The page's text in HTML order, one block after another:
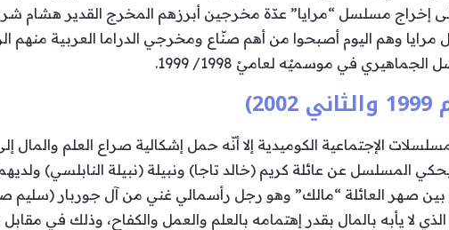
إخراج مسلسل “مرايا” عدّة مخرجين أبرزهم المخرج القدير هشام
وهم اليوم أصبحوا من أهم صنّاع ومخرجي الدراما العربية منهم
في موسميْه لعاميْ 1998/ 1999.
الإجتماعية الكوميدية إلا أنّه حمل إشكالية صراع العلم والمال
المسلسل عن عائلة كريم (خالد تاجا) ونبيلة (نبيلة النابلسي)
بين صهر العائلة “مالك” وهو رجل رأسمالي غني من آل جوربار (سليم
يأبه بالمال بقدر إهتمامه بالعلم والعمل والكفاح، وذلك في مقابل